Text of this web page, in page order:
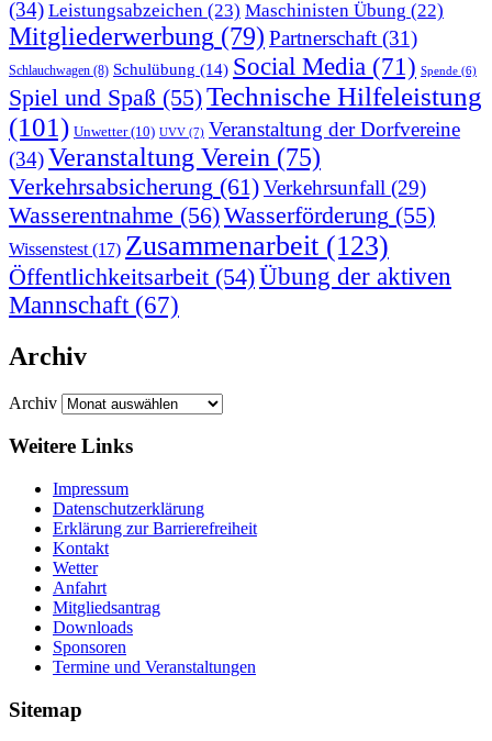
(34) Leistungsabzeichen (23) Maschinisten Übung (22)
Mitgliederwerbung (79) Partnerschaft (31)
Schlauchwagen (8) Schulübung (14) Social Media (71) Spende (6)
Spiel und Spaß (55)Technische Hilfeleistung
(101) Unwetter(10) UVV (7) Veranstaltung der Dorfvereine
(34)Veranstaltung Verein (75)
Verkehrsabsicherung (61)Verkehrsunfall (29)
Wasserentnahme (56)Wasserförderung (55)
Wissenstest (17) Zusammenarbeit (123)
Öffentlichkeitsarbeit (54)Übung der aktiven
Mannschaft (67)
Archiv
Archiv
Weitere Links
Impressum
Datenschutzerklärung
Erklärung zur Barriere­frei­heit
Kontakt
Wetter
Anfahrt
Mitgliedsantrag
Downloads
Sponsoren
Termine und Veranstaltungen
Sitemap